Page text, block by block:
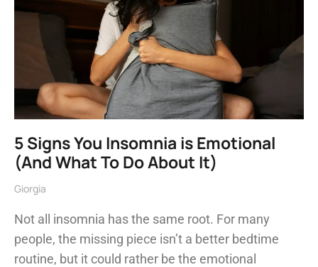
5 Signs You Insomnia is Emotional
(And What To Do About It)
Giorgia
Not all insomnia has the same root. For many
people, the missing piece isn’t a better bedtime
routine, but it could rather be the emotional